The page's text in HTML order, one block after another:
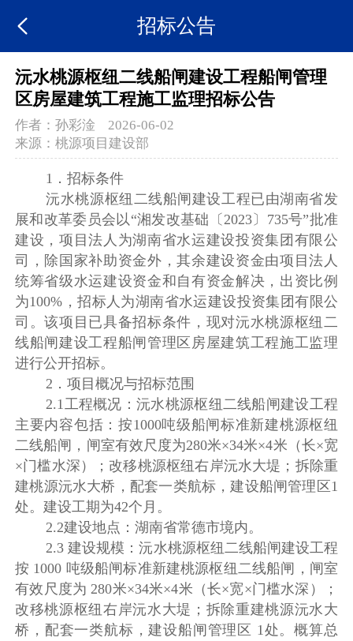
招标公告
沅水桃源枢纽二线船闸建设工程船闸管理
区房屋建筑工程施工监理招标公告
作者：孙彩淦
2026-06-02
来源：桃源项目建设部
1 ．招标条件
沅水桃源枢纽二线船闸建设工程已由湖南省发
展和改革委员会以“湘发改基础〔2023〕735号”批准
建设，项目法人为湖南省水运建设投资集团有限公
司，除国家补助资金外，其余建设资金由项目法人
统筹省级水运建设资金和自有资金解决，出资比例
为100%，招标人为湖南省水运建设投资集团有限公
司。该项目已具备招标条件，现对沅水桃源枢纽二
线船闸建设工程船闸管理区房屋建筑工程施工监理
进行公开招标。
2．项目概况与招标范围
2.1工程概况：沅水桃源枢纽二线船闸建设工程
主要内容包括：按1000吨级船闸标准新建桃源枢纽
二线船闸，闸室有效尺度为280米×34米×4米（长×宽
×门槛水深）；改移桃源枢纽右岸沅水大堤；拆除重
建桃源沅水大桥，配套一类航标，建设船闸管理区1
处。建设工期为42个月。
2.2建设地点：湖南省常德市境内。
2.3 建设规模：沅水桃源枢纽二线船闸建设工程
按 1000 吨级船闸标准新建桃源枢纽二线船闸，闸室
有效尺度为 280米×34米×4米（长×宽×门槛水深）；
改移桃源枢纽右岸沅水大堤；拆除重建桃源沅水大
桥，配套一类航标，建设船闸管理区 1处。概算总